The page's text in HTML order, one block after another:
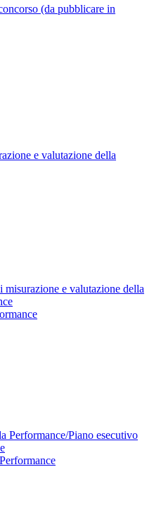
(da pubblicare in
e valutazione della
misurazione e valutazione della
Performance/Piano esecutivo